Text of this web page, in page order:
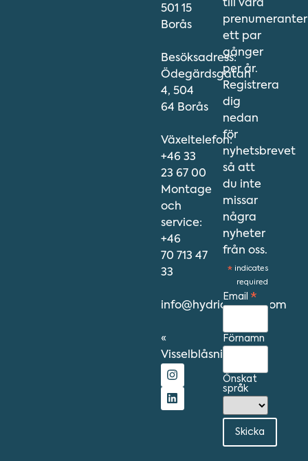
501 15
Borås
Besöksadress:
Ödegärdsgatan
4, 504
64 Borås
Växeltelefon:
+46 33
23 67 00
Montage
och
service:
+46
70 713 47
33
info@hydriawater.com
«
Visselblåsning
till våra
prenumeranter
ett par
gånger
per år.
Registrera
dig
nedan
för
nyhetsbrevet
så att
du inte
missar
några
nyheter
från oss.
* indicates
required
Email *
Förnamn
Önskat
språk